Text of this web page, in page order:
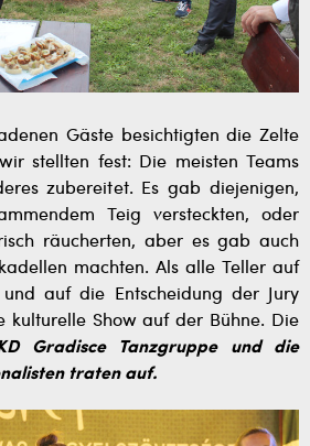
Gäste besichtigten die Zelte
stellten fest: Die meisten Teams
zubereitet. Es gab diejenigen,
Teig versteckten, oder
räucherten, aber es gab auch
machten. Als alle Teller auf
auf die Entscheidung der Jury
kulturelle Show auf der Bühne. Die
Gradisce Tanzgruppe und die
traten auf.